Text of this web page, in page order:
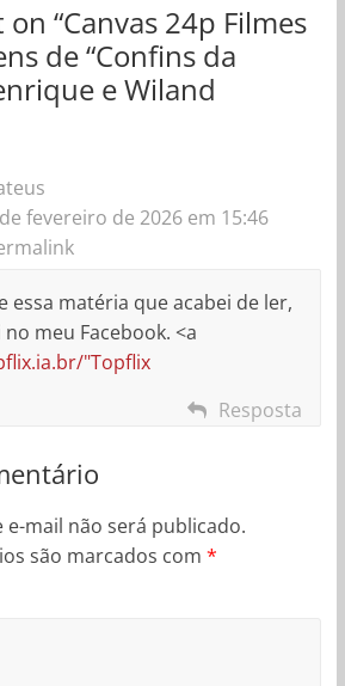
“Canvas 24p Filmes
de “Confins da
e Wiland
fevereiro de 2026 em 15:46
essa matéria que acabei de ler,
meu Facebook. <a
"Topflix
Resposta
e-mail não será publicado.
são marcados com *